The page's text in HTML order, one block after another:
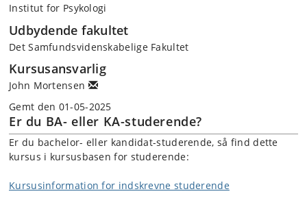
Institut for Psykologi
Udbydende fakultet
Det Samfundsvidenskabelige Fakultet
Kursusansvarlig
John Mortensen
Gemt den 01-05-2025
Er du BA- eller KA-studerende?
Er du bachelor- eller kandidat-studerende, så find dette
kursus i kursusbasen for studerende:
Kursusinformation for indskrevne studerende